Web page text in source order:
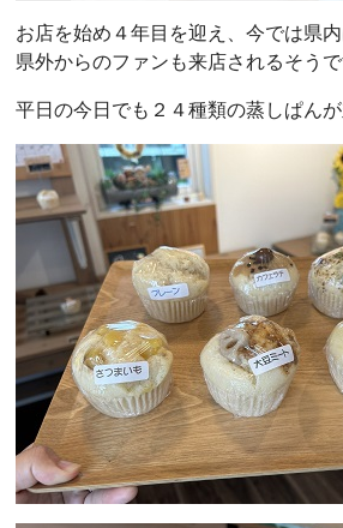
お店を始め４年目を迎え、今では県
県外からのファンも来店されるそうで
平日の今日でも２４種類の蒸しぱんが